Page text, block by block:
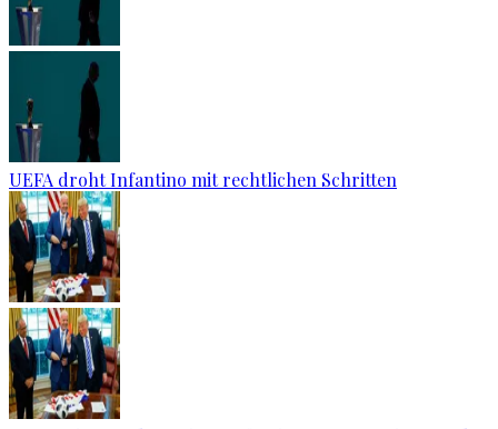
UEFA droht Infantino mit rechtlichen Schritten